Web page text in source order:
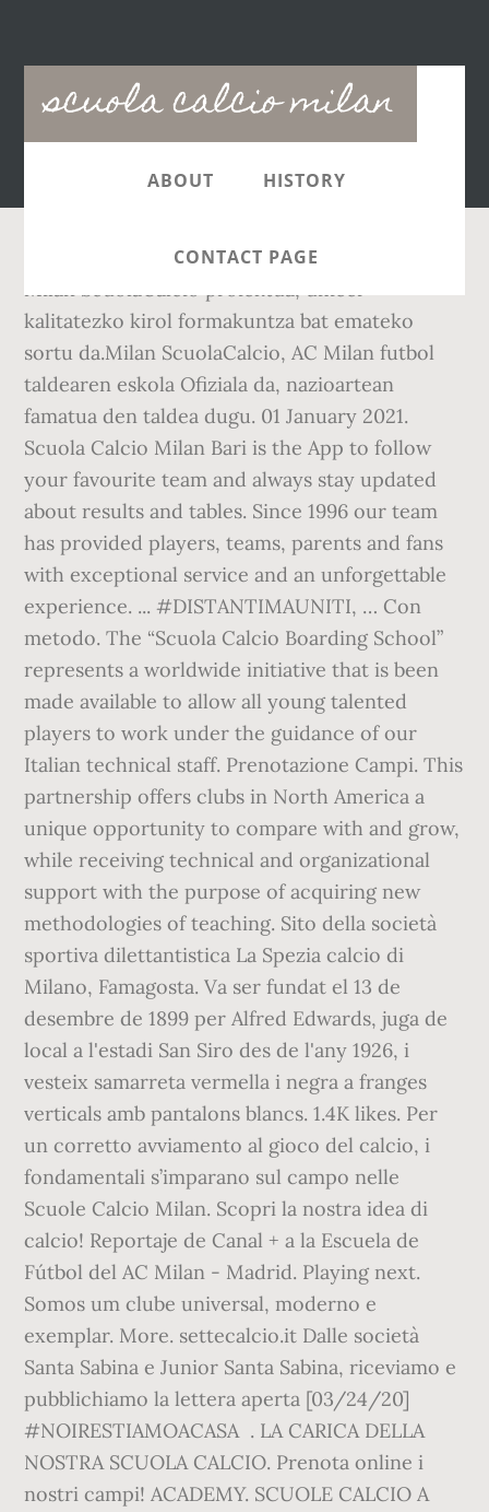
scuola calcio milan
Main
navigation
ABOUT HISTORY
CONTACT PAGE
Milan ScuolaCalcio proiektua, umeei
kalitatezko kirol formakuntza bat emateko
sortu da.Milan ScuolaCalcio, AC Milan futbol
taldearen eskola Ofiziala da, nazioartean
famatua den taldea dugu. 01 January 2021.
Scuola Calcio Milan Bari is the App to follow
your favourite team and always stay updated
about results and tables. Since 1996 our team
has provided players, teams, parents and fans
with exceptional service and an unforgettable
experience. ... #DISTANTIMAUNITI, … Con
metodo. The “Scuola Calcio Boarding School”
represents a worldwide initiative that is been
made available to allow all young talented
players to work under the guidance of our
Italian technical staff. Prenotazione Campi. This
partnership offers clubs in North America a
unique opportunity to compare with and grow,
while receiving technical and organizational
support with the purpose of acquiring new
methodologies of teaching. Sito della società
sportiva dilettantistica La Spezia calcio di
Milano, Famagosta. Va ser fundat el 13 de
desembre de 1899 per Alfred Edwards, juga de
local a l'estadi San Siro des de l'any 1926, i
vesteix samarreta vermella i negra a franges
verticals amb pantalons blancs. 1.4K likes. Per
un corretto avviamento al gioco del calcio, i
fondamentali s’imparano sul campo nelle
Scuole Calcio Milan. Scopri la nostra idea di
calcio! Reportaje de Canal + a la Escuela de
Fútbol del AC Milan - Madrid. Playing next.
Somos um clube universal, moderno e
exemplar. More. settecalcio.it Dalle società
Santa Sabina e Junior Santa Sabina, riceviamo e
pubblichiamo la lettera aperta [03/24/20]
#NOIRESTIAMOACASA ️ . LA CARICA DELLA
NOSTRA SCUOLA CALCIO. Prenota online i
nostri campi! ACADEMY. SCUOLE CALCIO A